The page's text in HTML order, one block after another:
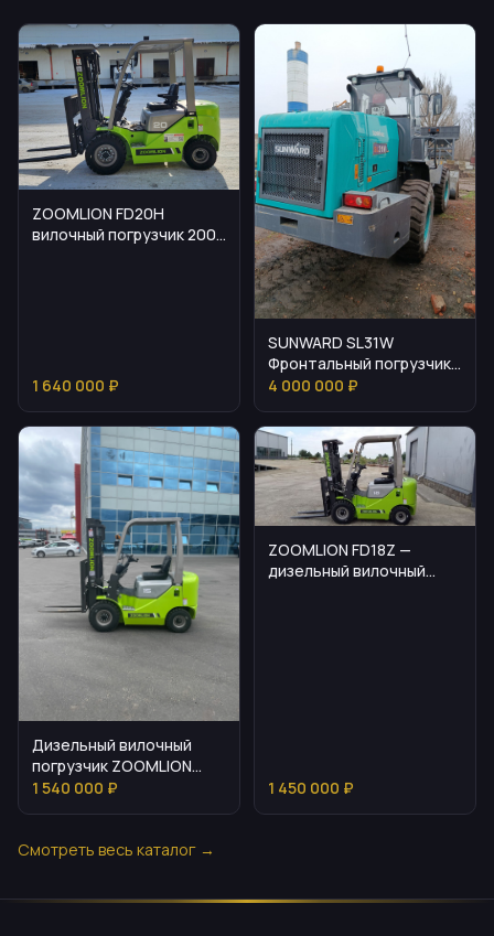
ZOOMLION FD20H
вилочный погрузчик 2000
1 640 000 ₽
SUNWARD SL31W
Фронтальный погрузчик:
основные параметры
4 000 000 ₽
Дизельный вилочный
погрузчик ZOOMLION
FD15Z
1 540 000 ₽
ZOOMLION FD18Z —
дизельный вилочный
1 450 000 ₽
Смотреть весь каталог →